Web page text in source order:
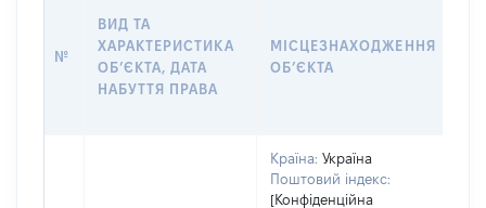
№
ВИД ТА
ХАРАКТЕРИСТИКА
ОБʼЄКТА, ДАТА
НАБУТТЯ ПРАВА
МІСЦЕЗНАХОДЖЕННЯ
ОБʼЄКТА
Країна: Україна
Поштовий індекс:
[Конфіденційна